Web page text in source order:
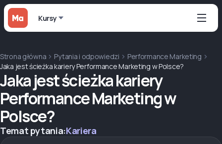
Kursy
Strona główna Pytania i odpowiedzi
Performance Marketing
Jaka jest ścieżka kariery Performance Marketing w Polsce?
Jaka jest ścieżka kariery
Performance Marketing w
Polsce?
Temat pytania:Kariera